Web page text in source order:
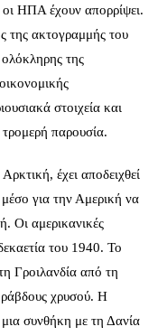
ΗΠΑ έχουν απορρίψει.
της ακτογραμμής του
της
στοιχεία και
παρουσία.
έχει αποδειχθεί
για την Αμερική να
Οι αμερικανικές
του 1940. Το
Γροιλανδία από τη
ράβδους χρυσού. Η
συνθήκη με τη Δανία